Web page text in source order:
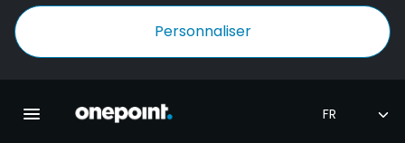
Personnaliser
Accueil Onepoint